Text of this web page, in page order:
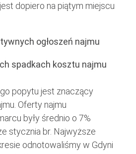
dopiero na piątym miejscu
ogłoszeń najmu
spadkach kosztu najmu
popytu jest znaczący
Oferty najmu
były średnio o 7%
stycznia br. Najwyższe
odnotowaliśmy w Gdyni